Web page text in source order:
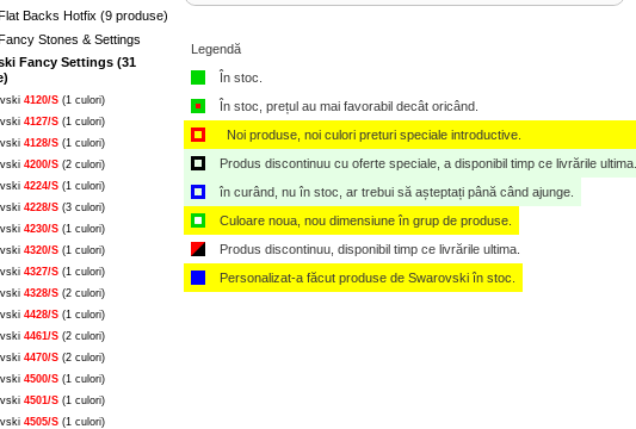
Backs Hotfix (9 produse)
Stones & Settings
Fancy Settings (31
4120/S (1 culori)
4127/S (1 culori)
4128/S (1 culori)
4200/S (2 culori)
4224/S (1 culori)
4228/S (3 culori)
4230/S (1 culori)
4320/S (1 culori)
4327/S (1 culori)
4328/S (2 culori)
4428/S (1 culori)
4461/S (2 culori)
4470/S (2 culori)
4500/S (1 culori)
4501/S (1 culori)
4505/S (1 culori)
Legendă
În stoc.
În stoc, prețul au mai favorabil decât oricând.
Noi produse, noi culori preturi speciale introductive.
Produs discontinuu cu oferte speciale, a disponibil timp ce livrările ultima.
în curând, nu în stoc, ar trebui să așteptați până când ajunge.
Culoare noua, nou dimensiune în grup de produse.
Produs discontinuu, disponibil timp ce livrările ultima.
Personalizat-a făcut produse de Swarovski în stoc.